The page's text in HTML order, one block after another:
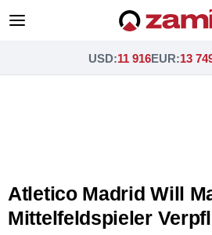
USD:11 916EUR:13
Atletico Madrid Will
Mittelfeldspieler